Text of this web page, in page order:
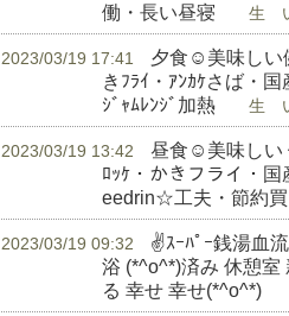
働・長い昼寝 生 い
2023/03/19 17:41
夕食☺美味しい
きﾌﾗｲ・ｱﾝｶｹさば・
ｼﾞｬﾑﾚﾝｼﾞ加熱 生 い
2023/03/19 13:42
昼食☺美味しい
ﾛｯｹ・かきフライ・国
eedrin☆工夫・節約買
2023/03/19 09:32
✌ｽｰﾊﾟｰ銭湯血
浴 (*^o^*)済み 休憩室
る 幸せ 幸せ(*^o^*)